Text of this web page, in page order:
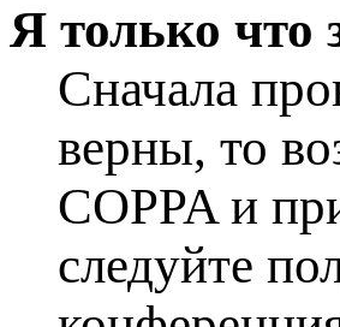
Я только что
Сначала
верны, то
COPPA и
следуйте